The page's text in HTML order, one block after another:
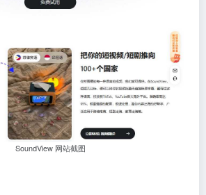
SoundView 网站截图